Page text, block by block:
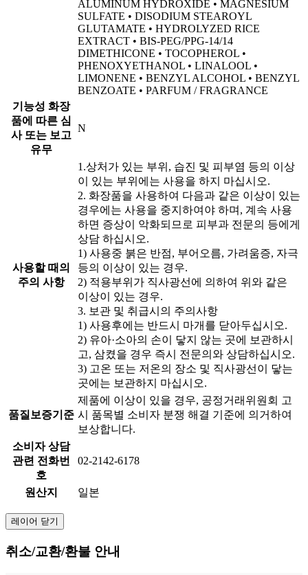
ALUMINUM HYDROXIDE • MAGNESIUM
SULFATE • DISODIUM STEAROYL
GLUTAMATE • HYDROLYZED RICE
EXTRACT • BIS-PEG/PPG-14/14
DIMETHICONE • TOCOPHEROL •
PHENOXYETHANOL • LINALOOL •
LIMONENE • BENZYL ALCOHOL • BENZYL
BENZOATE • PARFUM / FRAGRANCE
기능성 화장
품에 따른 심
사 또는 보고
유무
N
사용할 때의
주의 사항
1.상처가 있는 부위, 습진 및 피부염 등의 이상
이 있는 부위에는 사용을 하지 마십시오.
2. 화장품을 사용하여 다음과 같은 이상이 있는
경우에는 사용을 중지하여야 하며, 계속 사용
하면 증상이 악화되므로 피부과 전문의 등에게
상담 하십시오.
1) 사용중 붉은 반점, 부어오름, 가려움증, 자극
등의 이상이 있는 경우.
2) 적용부위가 직사광선에 의하여 위와 같은
이상이 있는 경우.
3. 보관 및 취급시의 주의사항
1) 사용후에는 반드시 마개를 닫아두십시오.
2) 유아·소아의 손이 닿지 않는 곳에 보관하시
고, 삼켰을 경우 즉시 전문의와 상담하십시오.
3) 고온 또는 저온의 장소 및 직사광선이 닿는
곳에는 보관하지 마십시오.
품질보증기준
제품에 이상이 있을 경우, 공정거래위원회 고
시 품목별 소비자 분쟁 해결 기준에 의거하여
보상합니다.
소비자 상담
관련 전화번
호
02-2142-6178
원산지 일본
레이어 닫기
취소/교환/환불 안내